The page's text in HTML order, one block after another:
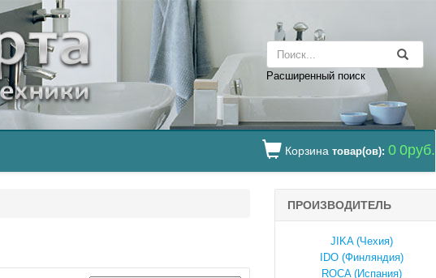
Расширенный поиск
Корзина товар(ов): 0 0руб.
ПРОИЗВОДИТЕЛЬ
JIKA (Чехия)
IDO (Финляндия)
ROCA (Испания)